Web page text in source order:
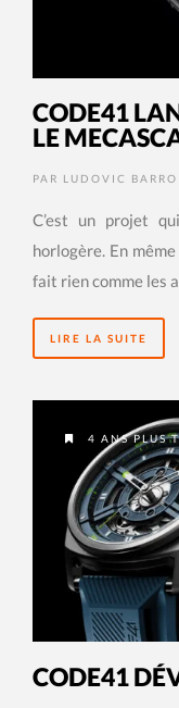
CODE41
LE
PAR LUDOVIC
C’est un projet
horlogère. En
fait rien comme les
LIRE LA SUITE
4 ANS PLUS
CODE41